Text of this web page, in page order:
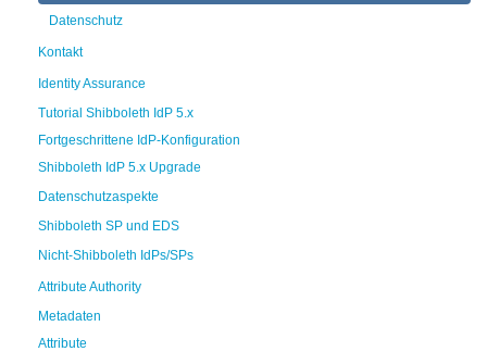
Datenschutz
Kontakt
Identity Assurance
Tutorial Shibboleth IdP 5.x
Fortgeschrittene IdP-Konfiguration
Shibboleth IdP 5.x Upgrade
Datenschutzaspekte
Shibboleth SP und EDS
Nicht-Shibboleth IdPs/SPs
Attribute Authority
Metadaten
Attribute